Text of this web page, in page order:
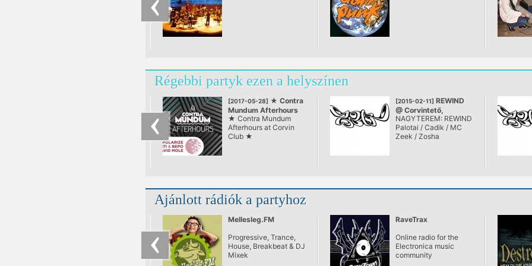
Régebbi partyk ezen a helyszínen
[2017-05-28] ★ Contra
Mundum Afterhours
at Corvin Club ★
★ Contra Mundum
Afterhours at Corvin
Club ★
[2015-02-11] REWIND
@ Corvintető,
Budapest
NAGYTEREM: REWIND
Palotai / Cadik / MC
Zeek / Zosha
Ajánlott rádiók a partyhoz
Mellesleg.FM
Progressive, Trance,
House, Breakbeat & DJ
Mixek
RaveTrax
Online radio for the
Electronica music
community